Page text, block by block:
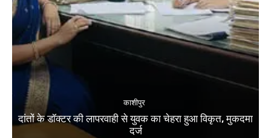
काशीपुर
दांतों के डॉक्टर की लापरवाही से युवक का चेहरा हुआ विकृत, मुकदमा
दर्ज